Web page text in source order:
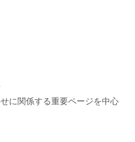
に関係する重要ページを中心